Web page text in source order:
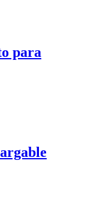
para